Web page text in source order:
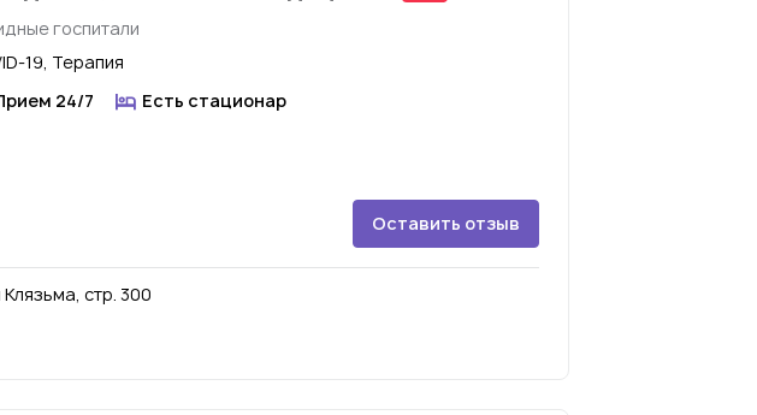
госпитали
19, Терапия
24/7
Есть стационар
Оставить отзыв
стр. 300